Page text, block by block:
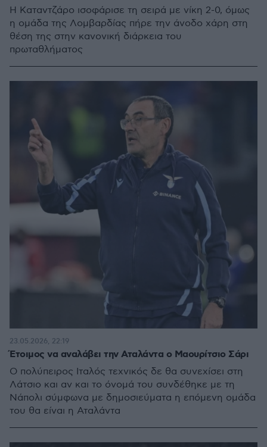
Η Καταντζάρο ισοφάρισε τη σειρά με νίκη 2-0, όμως
η ομάδα της Λομβαρδίας πήρε την άνοδο χάρη στη
θέση της στην κανονική διάρκεια του
πρωταθλήματος
Έτοιμος να αναλάβει την Αταλάντα ο Μαουρίτσιο Σάρι
Ο πολύπειρος Ιταλός τεχνικός δε θα συνεχίσει στη
Λάτσιο και αν και το όνομά του συνδέθηκε με τη
Νάπολι σύμφωνα με δημοσιεύματα η επόμενη ομάδα
του θα είναι η Αταλάντα
23.05.2026, 22:19